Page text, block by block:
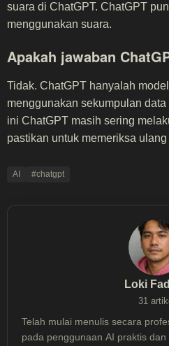
suara di ChatGPT. ChatGPT
menggunakan suara.
Apakah jawaban
Tidak. ChatGPT hanyalah
menggunakan sekumpulan
ini ChatGPT masih sering
pastikan untuk memeriksa
AI #chatgpt
Loki
31
Telah mulai menulis secara
pada penggunaan AI praktis dan